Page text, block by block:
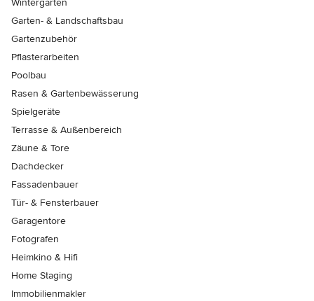
Wintergärten
Garten- & Landschaftsbau
Gartenzubehör
Pflasterarbeiten
Poolbau
Rasen & Gartenbewässerung
Spielgeräte
Terrasse & Außenbereich
Zäune & Tore
Dachdecker
Fassadenbauer
Tür- & Fensterbauer
Garagentore
Fotografen
Heimkino & Hifi
Home Staging
Immobilienmakler